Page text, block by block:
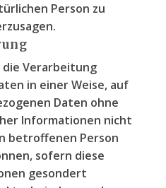
Person zu
Verarbeitung
in einer Weise, auf
Daten ohne
Informationen nicht
betroffenen Person
sofern diese
gesondert